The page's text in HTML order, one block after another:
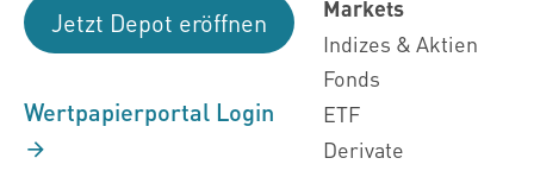
Jetzt Depot eröffnen
Wertpapierportal Login
Markets
Indizes & Aktien
Fonds
ETF
Derivate